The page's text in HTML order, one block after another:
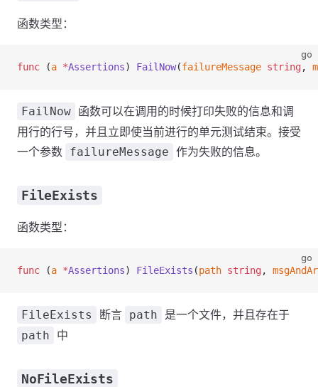
函数类型：
go
func (a *Assertions) FailNow(failureMessage string,
FailNow 函数可以在调用的时候打印失败的信息和调
用行的行号，并且立即使当前进行的单元测试结束。接受
一个参数 failureMessage 作为失败的信息。
FileExists
函数类型：
go
func (a *Assertions) FileExists (path string,
FileExists 断言 path 是一个文件，并且存在于
path 中
NoFileExists